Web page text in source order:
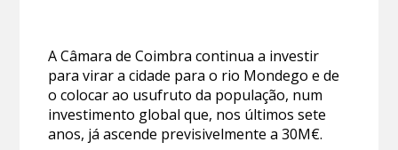
A Câmara de Coimbra continua a investir
para virar a cidade para o rio Mondego e de
o colocar ao usufruto da população, num
investimento global que, nos últimos sete
anos, já ascende previsivelmente a 30M€.